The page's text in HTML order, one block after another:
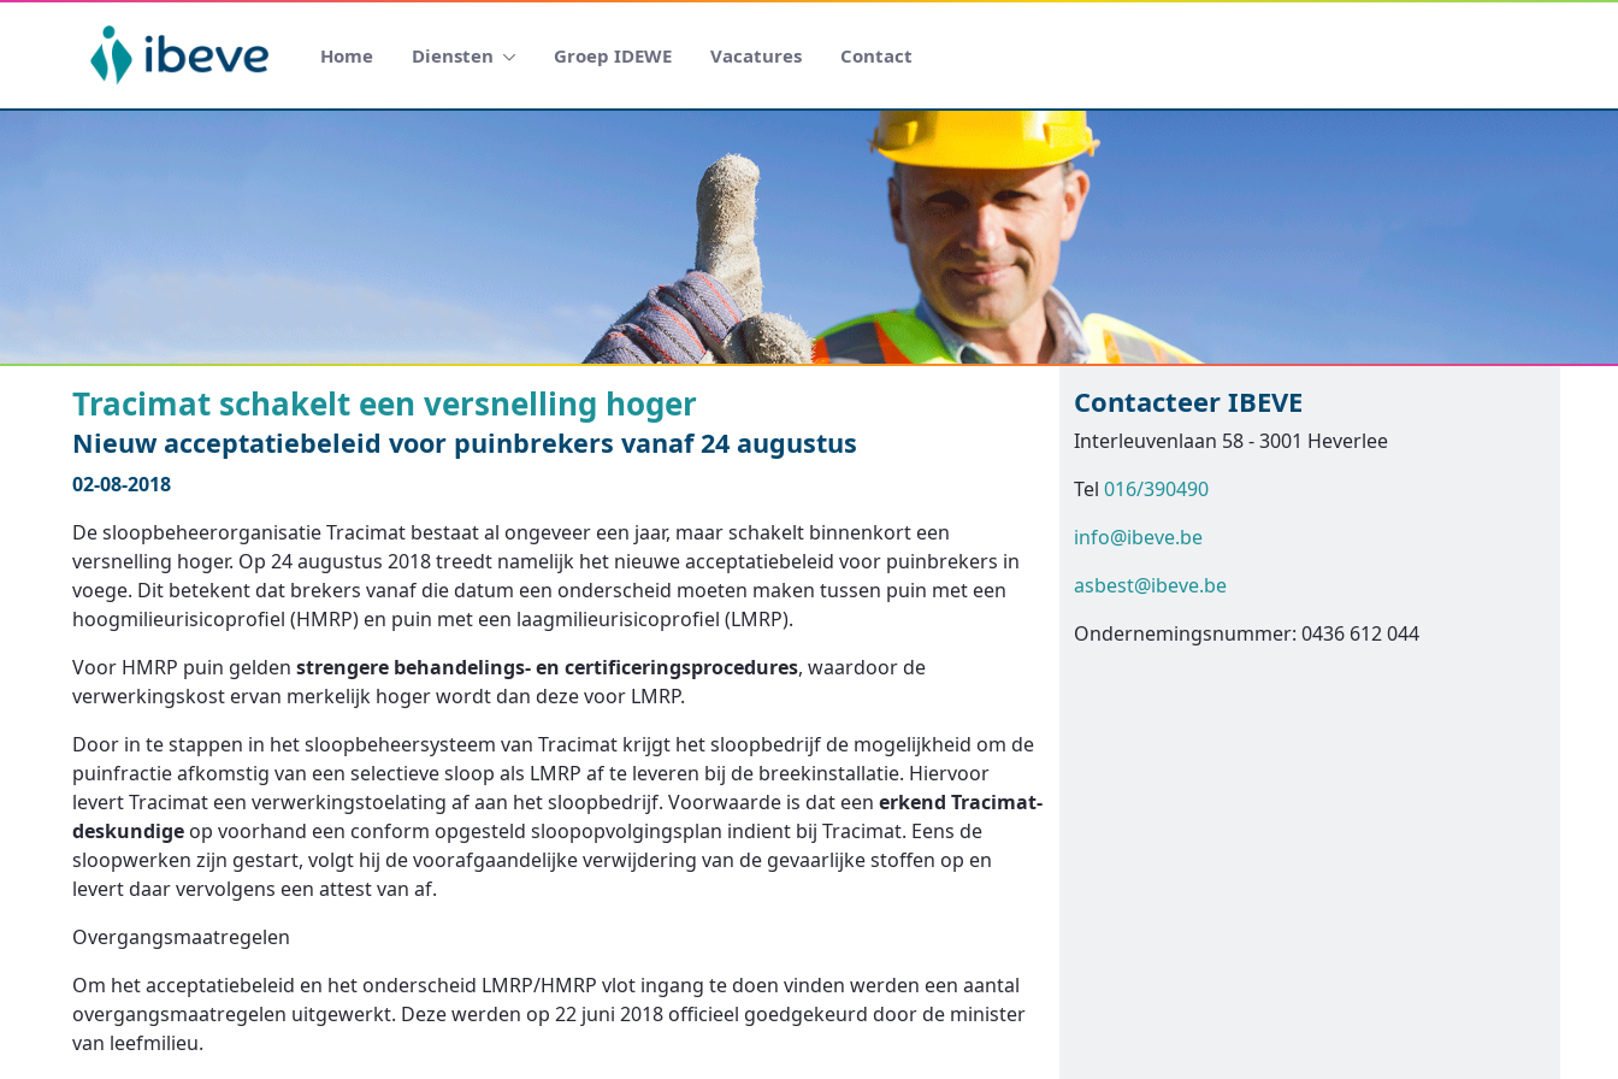
Home Diensten Groep IDEWE Vacatures Contact
Tracimat schakelt een versnelling hoger
Nieuw acceptatiebeleid voor puinbrekers vanaf 24 augustus
02-08-2018
De sloopbeheerorganisatie Tracimat bestaat al ongeveer een jaar, maar schakelt binnenkort een
versnelling hoger. Op 24 augustus 2018 treedt namelijk het nieuwe acceptatiebeleid voor puinbrekers in
voege. Dit betekent dat brekers vanaf die datum een onderscheid moeten maken tussen puin met een
hoogmilieurisicoprofiel (HMRP) en puin met een laagmilieurisicoprofiel (LMRP).
Voor HMRP puin gelden strengere behandelings- en certificeringsprocedures, waardoor de
verwerkingskost ervan merkelijk hoger wordt dan deze voor LMRP.
Door in te stappen in het sloopbeheersysteem van Tracimat krijgt het sloopbedrijf de mogelijkheid om de
puinfractie afkomstig van een selectieve sloop als LMRP af te leveren bij de breekinstallatie. Hiervoor
levert Tracimat een verwerkingstoelating af aan het sloopbedrijf. Voorwaarde is dat een erkend Tracimat-
deskundige op voorhand een conform opgesteld sloopopvolgingsplan indient bij Tracimat. Eens de
sloopwerken zijn gestart, volgt hij de voorafgaandelijke verwijdering van de gevaarlijke stoffen op en
levert daar vervolgens een attest van af.
Overgangsmaatregelen
Om het acceptatiebeleid en het onderscheid LMRP/HMRP vlot ingang te doen vinden werden een aantal
overgangsmaatregelen uitgewerkt. Deze werden op 22 juni 2018 officieel goedgekeurd door de minister
van leefmilieu.
Contacteer IBEVE
Interleuvenlaan 58 - 3001 Heverlee
Tel 016/390490
info@ibeve.be
asbest@ibeve.be
Ondernemingsnummer: 0436 612 044